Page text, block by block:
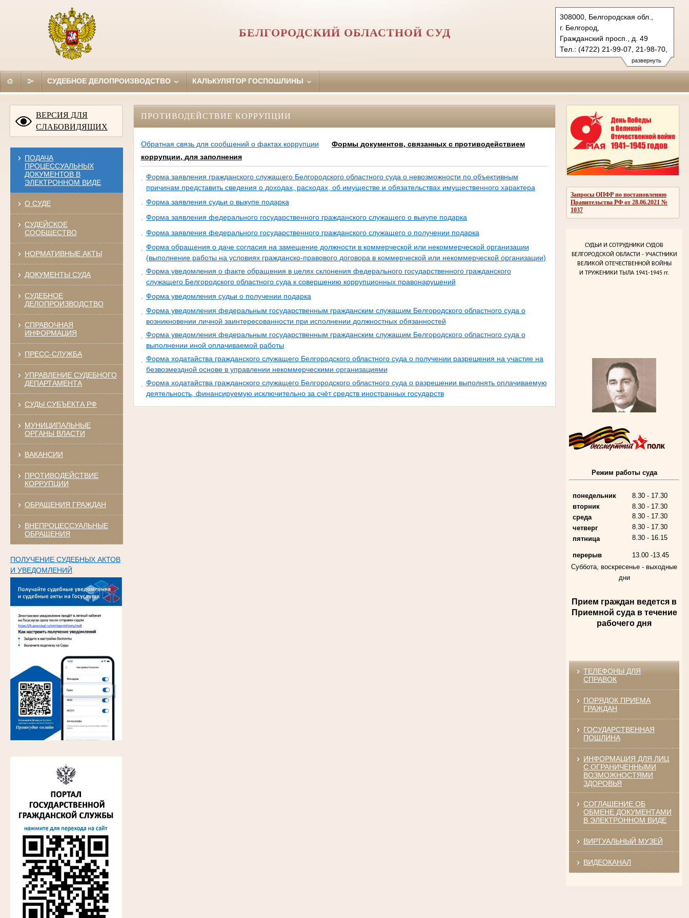
развернуть
308000, Белгородская обл.,
г. Белгород,
Гражданский просп., д. 49
Тел.: (4722) 21-99-07, 21-98-70,
21-98-76
oblsud.blg@sudrf.ru
БЕЛГОРОДСКИЙ ОБЛАСТНОЙ СУД
СУДЕБНОЕ ДЕЛОПРОИЗВОДСТВО КАЛЬКУЛЯТОР ГОСПОШЛИНЫ
ВЕРСИЯ ДЛЯ
СЛАБОВИДЯЩИХ
ПОДАЧА
ПРОЦЕССУАЛЬНЫХ
ДОКУМЕНТОВ В
ЭЛЕКТРОННОМ ВИДЕ
О СУДЕ
СУДЕЙСКОЕ
СООБЩЕСТВО
НОРМАТИВНЫЕ АКТЫ
ДОКУМЕНТЫ СУДА
СУДЕБНОЕ
ДЕЛОПРОИЗВОДСТВО
СПРАВОЧНАЯ
ИНФОРМАЦИЯ
ПРЕСС-СЛУЖБА
УПРАВЛЕНИЕ СУДЕБНОГО
ДЕПАРТАМЕНТА
СУДЫ СУБЪЕКТА РФ
МУНИЦИПАЛЬНЫЕ
ОРГАНЫ ВЛАСТИ
ВАКАНСИИ
ПРОТИВОДЕЙСТВИЕ
КОРРУПЦИИ
ОБРАЩЕНИЯ ГРАЖДАН
ВНЕПРОЦЕССУАЛЬНЫЕ
ОБРАЩЕНИЯ
ПОЛУЧЕНИЕ СУДЕБНЫХ АКТОВ
И УВЕДОМЛЕНИЙ
Запросы ОПФР по постановлению
Правительства РФ от 28.06.2021 №
1037
СУДЬИ И СОТРУДНИКИ СУДОВ
БЕЛГОРОДСКОЙ ОБЛАСТИ - УЧАСТНИКИ
ВЕЛИКОЙ ОТЕЧЕСТВЕННОЙ ВОЙНЫ
И ТРУЖЕНИКИ ТЫЛА 1941-1945 гг.
Участник Великой Отечественной войны
Председатель Губкинского городского
Андрющенкова Тамара Ивановна
Труженица тыла в годы
Великой Отечественной войны
Судья Белгородского областного суда
в период с 1959 по 1974 гг.
Ануприенко Иван Васильевич
Участник Великой Отечественной войны
Председатель Губкинского районного
в период с 1965 по 1984 гг.
Винник Евдокия Трофимовна
Труженица тыла в годы
Великой Отечественной войны
Режим работы суда
понедельник
8.30 - 17.30
вторник
8.30 - 17.30
среда
8.30 - 17.30
четверг
8.30 - 17.30
пятница
8.30 - 16.15
перерыв
13.00 -13.45
Суббота, воскресенье - выходные
дни
Прием граждан ведется в
Приемной суда в течение
рабочего дня
ТЕЛЕФОНЫ ДЛЯ
СПРАВОК
ПОРЯДОК ПРИЕМА
ГРАЖДАН
ГОСУДАРСТВЕННАЯ
ПОШЛИНА
ИНФОРМАЦИЯ ДЛЯ ЛИЦ
С ОГРАНИЧЕННЫМИ
ВОЗМОЖНОСТЯМИ
ЗДОРОВЬЯ
СОГЛАШЕНИЕ ОБ
ОБМЕНЕ ДОКУМЕНТАМИ
В ЭЛЕКТРОННОМ ВИДЕ
ВИРТУАЛЬНЫЙ МУЗЕЙ
ВИДЕОКАНАЛ
ПРОТИВОДЕЙСТВИЕ КОРРУПЦИИ
Обратная связь для сообщений о фактах коррупции
Формы документов, связанных с противодействием
коррупции, для заполнения
Форма заявления гражданского служащего Белгородского областного суда о невозможности по объективным
причинам представить сведения о доходах, расходах, об имуществе и обязательствах имущественного характера
Форма заявления судьи о выкупе подарка
Форма заявления федерального государственного гражданского служащего о выкупе подарка
Форма заявления федерального государственного гражданского служащего о получении подарка
Форма обращения о даче согласия на замещение должности в коммерческой или некоммерческой организации
(выполнение работы на условиях гражданско-правового договора в коммерческой или некоммерческой организации)
Форма уведомления о факте обращения в целях склонения федерального государственного гражданского
служащего Белгородского областного суда к совершению коррупционных правонарушений
Форма уведомления судьи о получении подарка
Форма уведомления федеральным государственным гражданским служащим Белгородского областного суда о
возникновении личной заинтересованности при исполнении должностных обязанностей
Форма уведомления федеральным государственным гражданским служащим Белгородского областного суда о
выполнении иной оплачиваемой работы
Форма ходатайства гражданского служащего Белгородского областного суда о получении разрешения на участие на
безвозмездной основе в управлении некоммерческими организациями
Форма ходатайства гражданского служащего Белгородского областного суда о разрешении выполнять оплачиваемую
деятельность, финансируемую исключительно за счёт средств иностранных государств